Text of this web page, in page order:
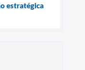
estratégica